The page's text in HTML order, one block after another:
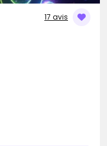
17 avis